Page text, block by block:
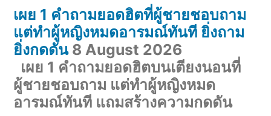
เผย 1 คำถามยอดฮิตที่ผู้ชายชอบถาม
แต่ทำผู้หญิงหมดอารมณ์ทันที ยิ่งถาม
ยิ่งกดดัน 8 August 2026
เผย 1 คำถามยอดฮิตบนเตียงนอนที่
ผู้ชายชอบถาม แต่ทำผู้หญิงหมด
อารมณ์ทันที แถมสร้างความกดดัน